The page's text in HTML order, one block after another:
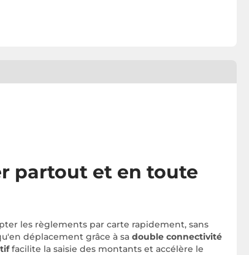
partout et en toute
les règlements par carte rapidement, sans
déplacement grâce à sa double connectivité
facilite la saisie des montants et accélère le